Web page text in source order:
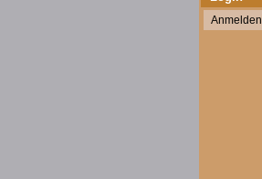
Anmelden